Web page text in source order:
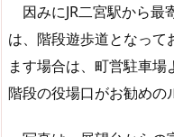
因みにJR二宮駅から最
は、階段遊歩道となっ
ます場合は、町営駐車
階段の役場口がお勧めの